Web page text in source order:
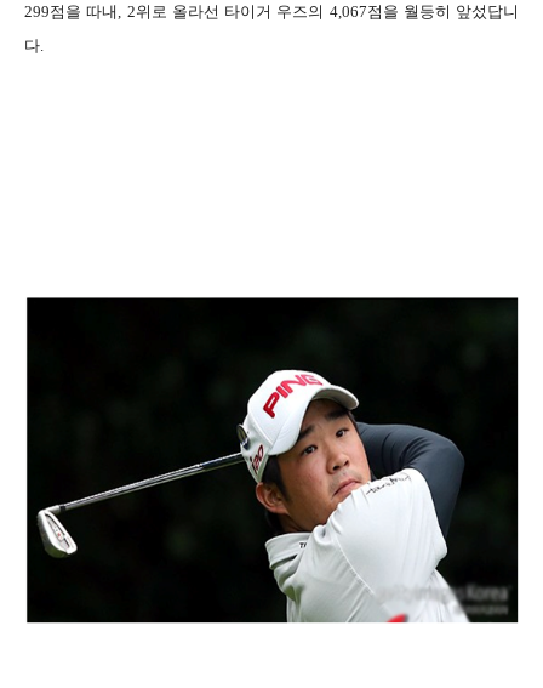
299점을 따내, 2위로 올라선 타이거 우즈의 4,067점을 월등히 앞섰답니
다.